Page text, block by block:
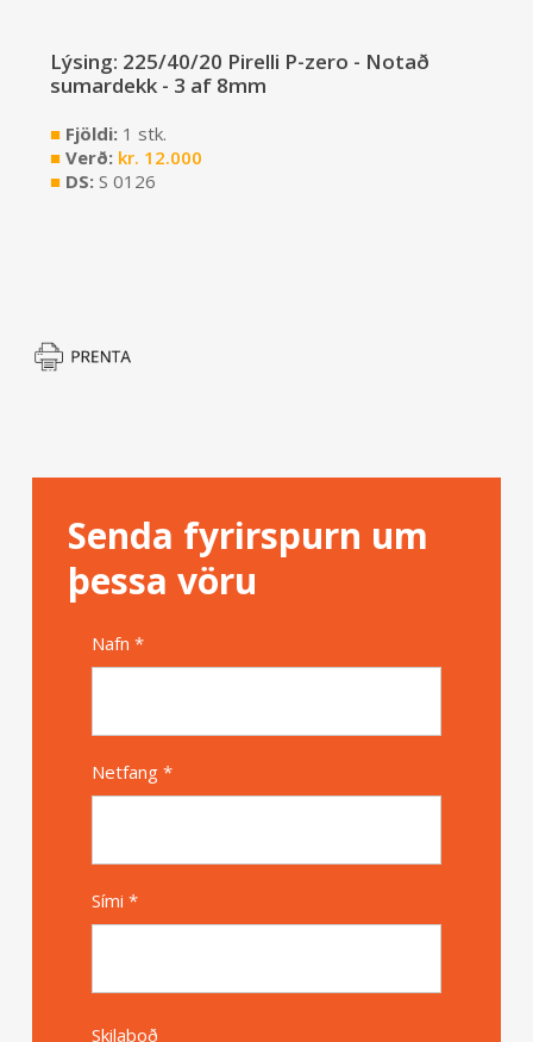
Lýsing: 225/40/20 Pirelli P-zero - Notað
sumardekk - 3 af 8mm
■Fjöldi: 1 stk.
■Verð: kr. 12.000
■DS: S 0126
Senda fyrirspurn um
þessa vöru
Nafn *
Netfang *
Sími *
Skilaboð